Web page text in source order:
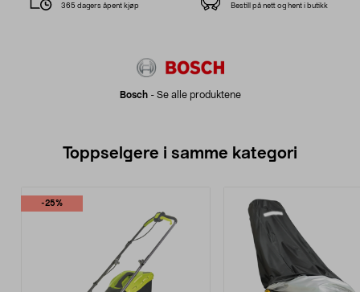
Bosch- Se alle produktene
365 dagers åpent kjøp Bestill på nett og hent i butikk
Toppselgere i samme kategori
-25%